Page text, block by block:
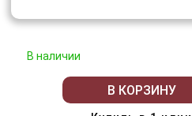
В наличии
В КОРЗИНУ